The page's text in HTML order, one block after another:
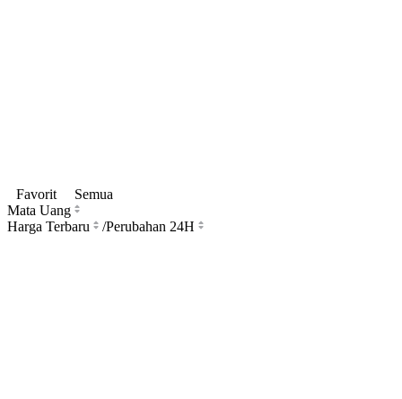
Favorit
Semua
Mata Uang
Harga Terbaru
/Perubahan 24H